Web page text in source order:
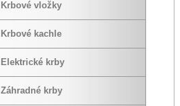
Krbové vložky
Krbové kachle
Elektrické krby
Záhradné krby